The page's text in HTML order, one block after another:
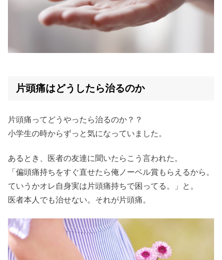
片頭痛はどうしたら治るのか
片頭痛ってどうやったら治るのか？？
小学生の時からずっと気になっていました。
あるとき、医者の友達に聞いたらこう言われた。
「偏頭痛持ちをすぐ直せたら俺ノーベル賞もらえるから。
ていうかオレ自身実は片頭痛持ちで困ってる。」と。
医者本人でも治せない。それが片頭痛。